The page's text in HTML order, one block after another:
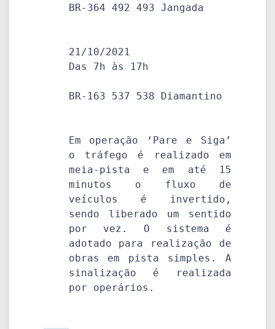
BR-364 492 493 Jangada
21/10/2021
Das 7h às 17h
BR-163 537 538 Diamantino
Em operação ‘Pare e Siga’
o tráfego é realizado em
meia-pista e em até 15
minutos o fluxo de
veículos é invertido,
sendo liberado um sentido
por vez. O sistema é
adotado para realização de
obras em pista simples. A
sinalização é realizada
por operários.